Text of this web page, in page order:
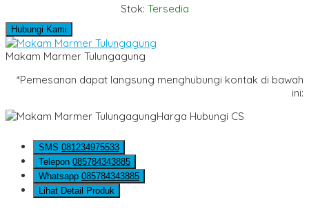
Stok: Tersedia
Hubungi Kami
Makam Marmer Tulungagung
*Pemesanan dapat langsung menghubungi kontak di bawah
ini:
Harga Hubungi CS
SMS 081234975533
Telepon 085784343885
Whatsapp 085784343885
Lihat Detail Produk